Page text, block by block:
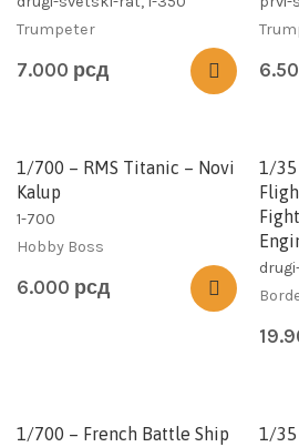
Trumpeter
7.000 рсд
1/700 – RMS Titanic – Novi
Kalup
1-700
Hobby Boss
6.000 рсд
1/35
1/700 – French Battle Ship
1/35